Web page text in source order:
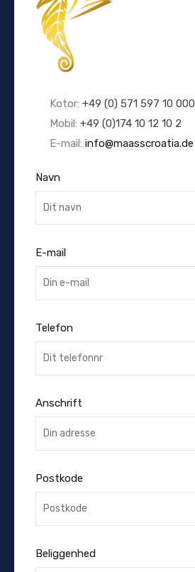
Kotor: +49 (0) 571 597 10 000
Mobil: +49 (0)174 10 12 10 2
E-mail: info@maasscroatia.de
Navn
E-mail
Telefon
Anschrift
Postkode
Beliggenhed